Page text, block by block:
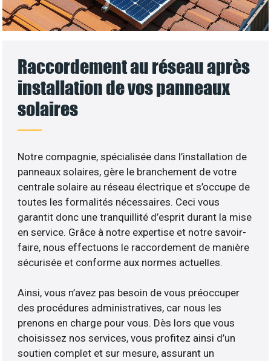
Raccordement au réseau après
installation de vos panneaux
solaires
Notre compagnie, spécialisée dans l’installation de
panneaux solaires, gère le branchement de votre
centrale solaire au réseau électrique et s’occupe de
toutes les formalités nécessaires. Ceci vous
garantit donc une tranquillité d’esprit durant la mise
en service. Grâce à notre expertise et notre savoir-
faire, nous effectuons le raccordement de manière
sécurisée et conforme aux normes actuelles.
Ainsi, vous n’avez pas besoin de vous préoccuper
des procédures administratives, car nous les
prenons en charge pour vous. Dès lors que vous
choisissez nos services, vous profitez ainsi d’un
soutien complet et sur mesure, assurant un